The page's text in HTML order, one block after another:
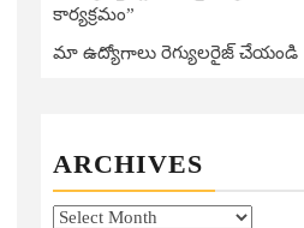
కార్యక్రమం”
మా ఉద్యోగాలు రెగ్యులరైజ్ చేయండి
ARCHIVES
Archives